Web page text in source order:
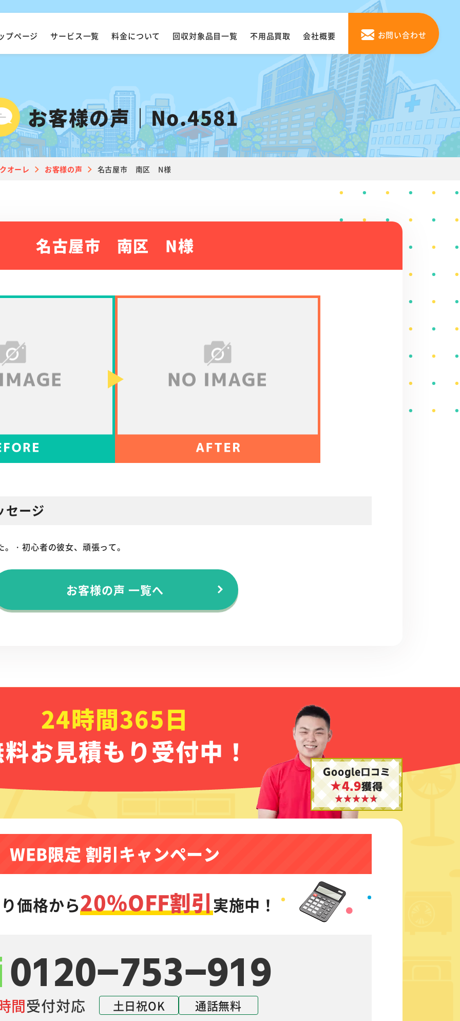
プページ サービス一覧 料金について 回収対象品目一覧 不用品買取 会社概要 お問い合わせ
お客様の声｜No.4581
オーレ お客様の声 名古屋市 南区 N様
名古屋市 南区 N様
セージ
・初心者の彼女、頑張って。
お客様の声 一覧へ
24時間365日
お見積もり受付中！
Google口コミ
★4.9獲得
WEB限定 割引キャンペーン
価格から20%OFF割引実施中！
0120-753-919
間受付対応 土日祝OK 通話無料